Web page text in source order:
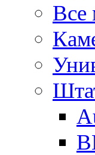
Все